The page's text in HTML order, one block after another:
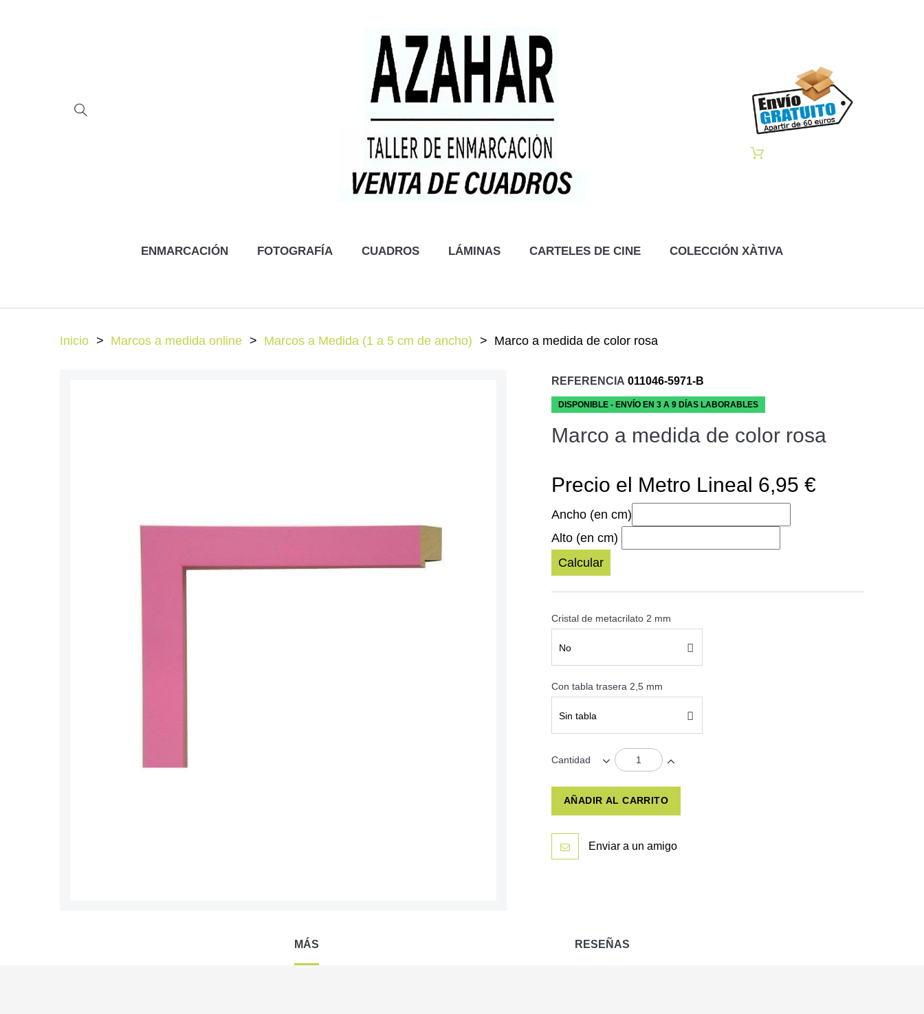
ENMARCACIÓN FOTOGRAFÍA CUADROS LÁMINAS CARTELES DE CINE COLECCIÓN XÀTIVA
Inicio Marcos a medida online Marcos a Medida (1 a 5 cm de ancho) Marco a medida de color rosa
REFERENCIA 011046-5971-B
DISPONIBLE - ENVÍO EN 3 A 9 DÍAS LABORABLES
Marco a medida de color rosa
Precio el Metro Lineal 6,95 €
Ancho (en cm)
Alto (en cm)
Calcular
Cristal de metacrilato 2 mm
No
Con tabla trasera 2,5 mm
Sin tabla
Cantidad
AÑADIR AL CARRITO
Enviar a un amigo
MÁS RESEÑAS